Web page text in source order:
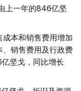
上一年的846亿坚
本和销售费用增加
销售费用及行政费
坚戈，同比增长